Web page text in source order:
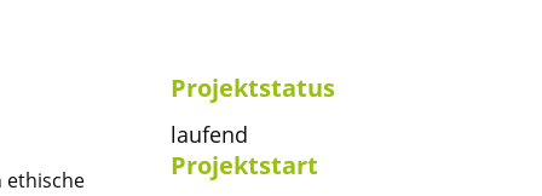
ethische
Projektstatus
laufend
Projektstart